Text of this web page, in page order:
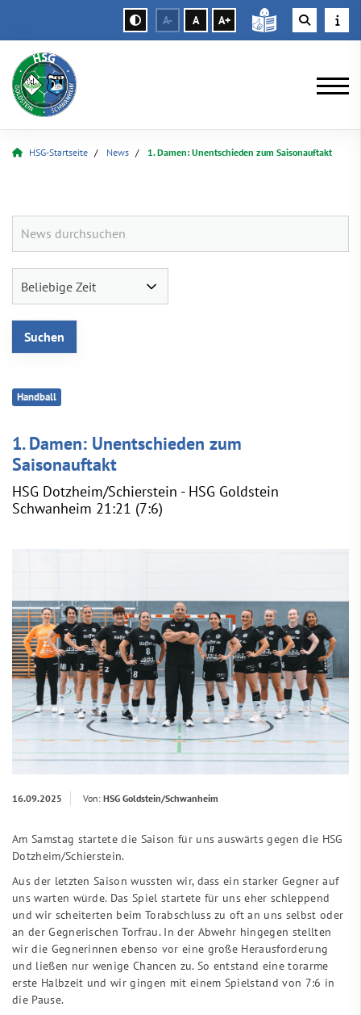
A- A A+
HSG-Startseite News 1. Damen: Unentschieden zum Saisonauftakt
Handball
1. Damen: Unentschieden zum
Saisonauftakt
HSG Dotzheim/Schierstein - HSG Goldstein
Schwanheim 21:21 (7:6)
16.09.2025 Von: HSG Goldstein/Schwanheim
Am Samstag startete die Saison für uns auswärts gegen die HSG
Dotzheim/Schierstein.
Aus der letzten Saison wussten wir, dass ein starker Gegner auf
uns warten würde. Das Spiel startete für uns eher schleppend
und wir scheiterten beim Torabschluss zu oft an uns selbst oder
an der Gegnerischen Torfrau. In der Abwehr hingegen stellten
wir die Gegnerinnen ebenso vor eine große Herausforderung
und ließen nur wenige Chancen zu. So entstand eine torarme
erste Halbzeit und wir gingen mit einem Spielstand von 7:6 in
die Pause.